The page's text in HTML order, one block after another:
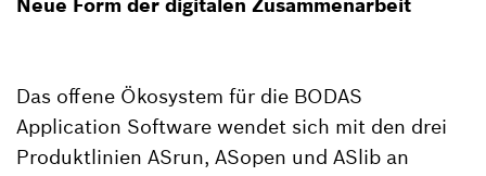
Das offene Ökosystem für die BODAS
Application Software wendet sich mit den drei
Produktlinien ASrun, ASopen und ASlib an